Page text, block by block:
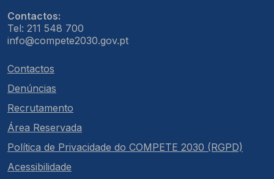
Contactos:
Tel: 211 548 700
info@compete2030.gov.pt
Contactos
Denúncias
Recrutamento
Área Reservada
Política de Privacidade do COMPETE 2030 (RGPD)
Acessibilidade